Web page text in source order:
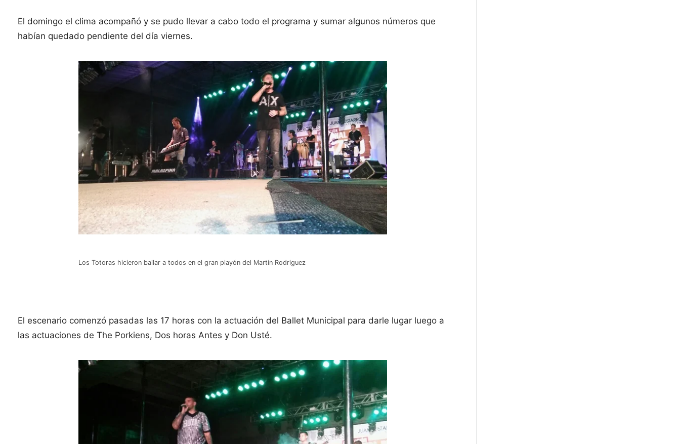
El domingo el clima acompañó y se pudo llevar a cabo todo el programa y sumar algunos números que
habían quedado pendiente del día viernes.
Los Totoras hicieron bailar a todos en el gran playón del Martín Rodriguez
El escenario comenzó pasadas las 17 horas con la actuación del Ballet Municipal para darle lugar luego a
las actuaciones de The Porkiens, Dos horas Antes y Don Usté.